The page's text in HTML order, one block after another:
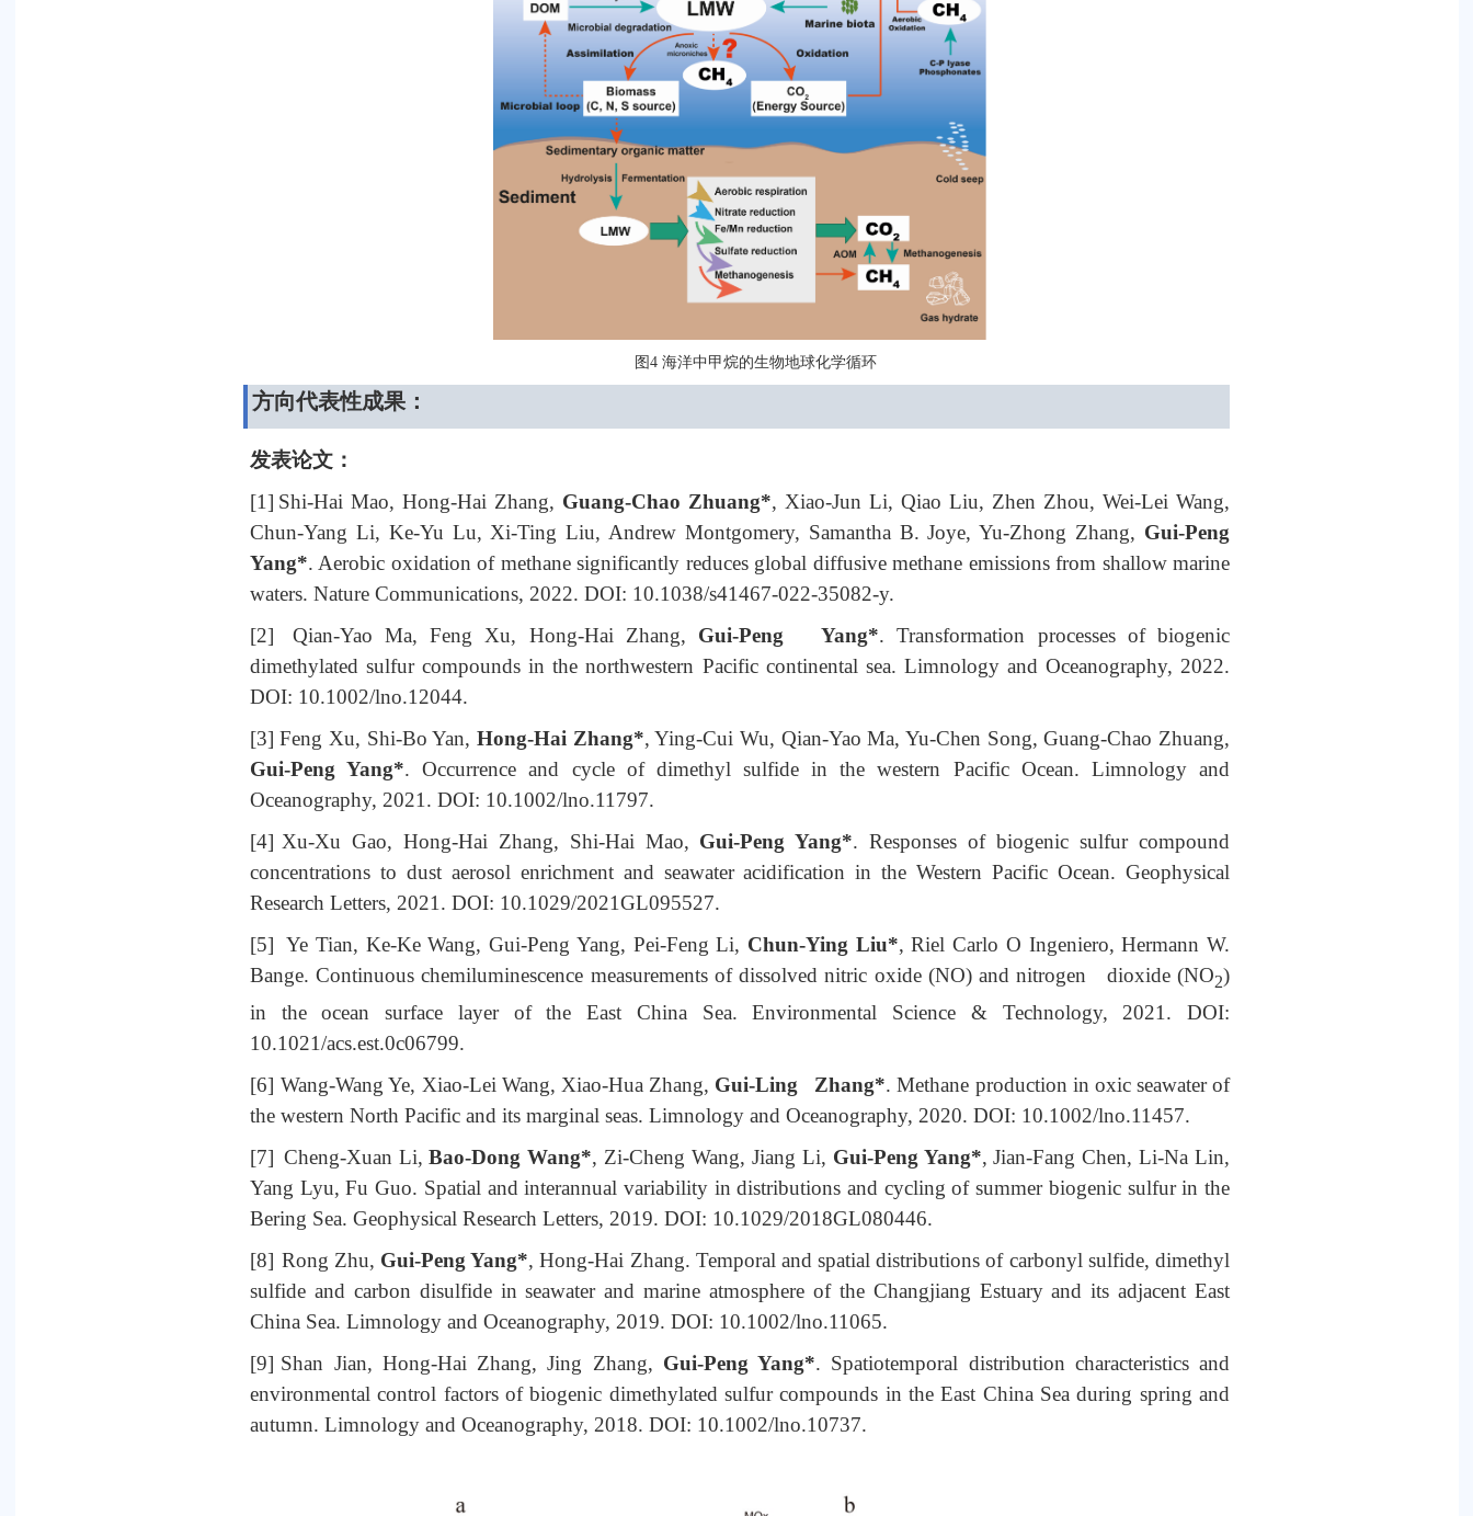
图4 海洋中甲烷的生物地球化学循环
方向代表性成果：
发表论文：
[1] Shi-Hai Mao, Hong-Hai Zhang, Guang-Chao Zhuang*, Xiao-Jun Li, Qiao Liu, Zhen Zhou, Wei-Lei Wang,
Chun-Yang Li, Ke-Yu Lu, Xi-Ting Liu, Andrew Montgomery, Samantha B. Joye, Yu-Zhong Zhang, Gui-Peng
Yang*. Aerobic oxidation of methane significantly reduces global diffusive methane emissions from shallow marine
waters. Nature Communications, 2022. DOI: 10.1038/s41467-022-35082-y.
[2]
Qian-Yao Ma, Feng Xu, Hong-Hai Zhang, Gui-Peng Yang*. Transformation processes of biogenic
dimethylated sulfur compounds in the northwestern Pacific continental sea. Limnology and Oceanography, 2022.
DOI: 10.1002/lno.12044.
[3] Feng Xu, Shi-Bo Yan,Hong-Hai Zhang*, Ying-Cui Wu, Qian-Yao Ma, Yu-Chen Song, Guang-Chao Zhuang,
Gui-Peng Yang*. Occurrence and cycle of dimethyl sulfide in the western Pacific Ocean. Limnology and
Oceanography, 2021. DOI: 10.1002/lno.11797.
[4] Xu-Xu Gao, Hong-Hai Zhang, Shi-Hai Mao, Gui-Peng Yang*. Responses of biogenic sulfur compound
concentrations to dust aerosol enrichment and seawater acidification in the Western Pacific Ocean. Geophysical
Research Letters, 2021. DOI: 10.1029/2021GL095527.
[5] Ye Tian, Ke-Ke Wang, Gui-Peng Yang, Pei-Feng Li, Chun-Ying Liu*, Riel Carlo O Ingeniero, Hermann W.
Bange. Continuous chemiluminescence measurements of dissolved nitric oxide (NO) and nitrogen dioxide (NO2)
in the ocean surface layer of the East China Sea. Environmental Science & Technology, 2021. DOI:
10.1021/acs.est.0c06799.
[6] Wang-Wang Ye, Xiao-Lei Wang, Xiao-Hua Zhang, Gui-Ling Zhang*. Methane production in oxic seawater of
the western North Pacific and its marginal seas. Limnology and Oceanography, 2020. DOI: 10.1002/lno.11457.
[7] Cheng-Xuan Li,Bao-Dong Wang*, Zi-Cheng Wang, Jiang Li, Gui-Peng Yang*, Jian-Fang Chen, Li-Na Lin,
Yang Lyu, Fu Guo. Spatial and interannual variability in distributions and cycling of summer biogenic sulfur in the
Bering Sea. Geophysical Research Letters, 2019. DOI: 10.1029/2018GL080446.
[8] Rong Zhu, Gui-Peng Yang*, Hong-Hai Zhang. Temporal and spatial distributions of carbonyl sulfide, dimethyl
sulfide and carbon disulfide in seawater and marine atmosphere of the Changjiang Estuary and its adjacent East
China Sea. Limnology and Oceanography, 2019. DOI: 10.1002/lno.11065.
[9] Shan Jian, Hong-Hai Zhang, Jing Zhang, Gui-Peng Yang*. Spatiotemporal distribution characteristics and
environmental control factors of biogenic dimethylated sulfur compounds in the East China Sea during spring and
autumn. Limnology and Oceanography, 2018. DOI: 10.1002/lno.10737.